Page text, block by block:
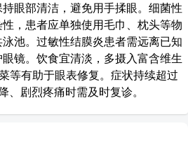
眼部清洁，避免用手揉眼。细菌性
，患者应单独使用毛巾、枕头等物
池。过敏性结膜炎患者需远离已知
镜。饮食宜清淡，多摄入富含维生
等有助于眼表修复。症状持续超过
剧烈疼痛时需及时复诊。